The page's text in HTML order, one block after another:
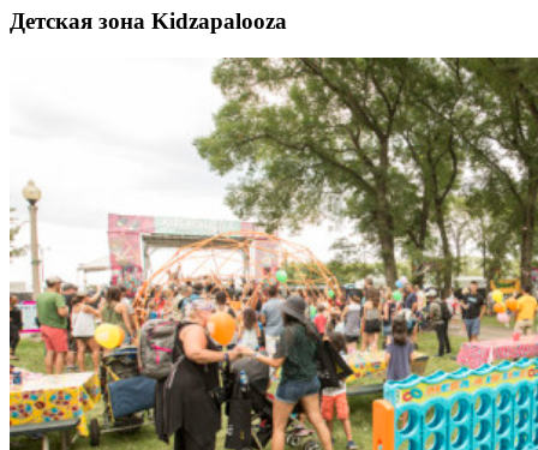
Детская зона Kidzapalooza